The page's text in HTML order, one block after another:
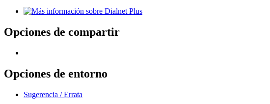
Opciones de compartir
Opciones de entorno
Sugerencia / Errata